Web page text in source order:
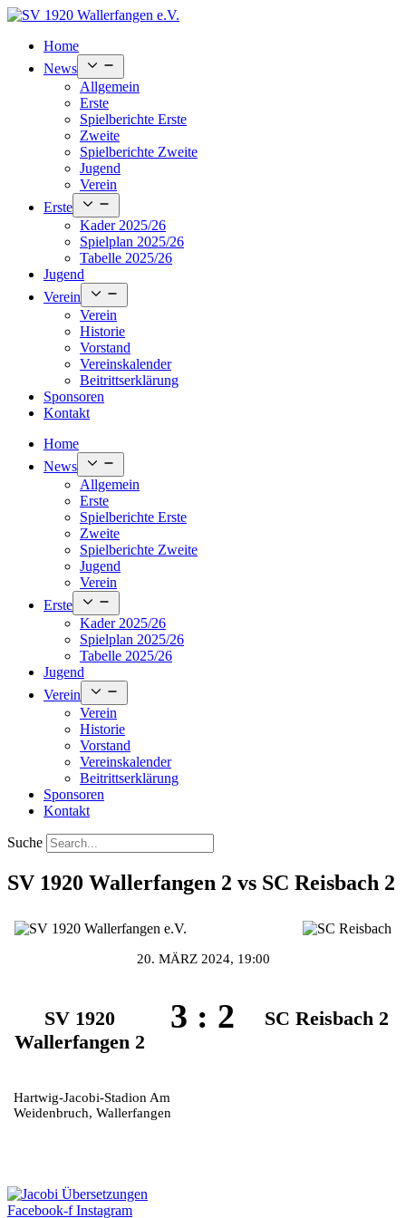
Skip
contentHome
News
menu
Allgemein
Erste
Spielberichte Erste
Zweite
Spielberichte Zweite
Jugend
Verein
Erste
menu
Kader 2025/26
Spielplan 2025/26
Tabelle 2025/26
Jugend
Verein
menu
Verein
Historie
Vorstand
Vereinskalender
Beitrittserklärung
Sponsoren
Kontakt
Home
News
menu
Allgemein
Erste
Spielberichte Erste
Zweite
Spielberichte Zweite
Jugend
Verein
Erste
menu
Kader 2025/26
Spielplan 2025/26
Tabelle 2025/26
Jugend
Verein
menu
Verein
Historie
Vorstand
Vereinskalender
Beitrittserklärung
Sponsoren
Kontakt
Suche
SV 1920 Wallerfangen 2 vs SC Reisbach 2
20. MÄRZ 2024, 19:00
SV 1920
Wallerfangen 2
3 : 2 SC Reisbach 2
Hartwig-Jacobi-Stadion Am
Weidenbruch, Wallerfangen
Facebook-f Instagram